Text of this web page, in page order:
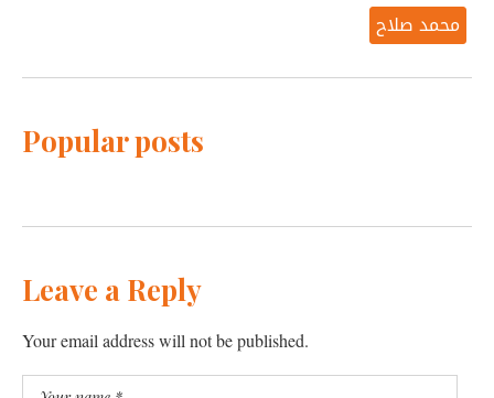
محمد صلاح
Popular posts
Leave a Reply
Your email address will not be published.